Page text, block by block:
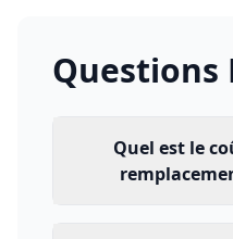
Questions
Quel est le